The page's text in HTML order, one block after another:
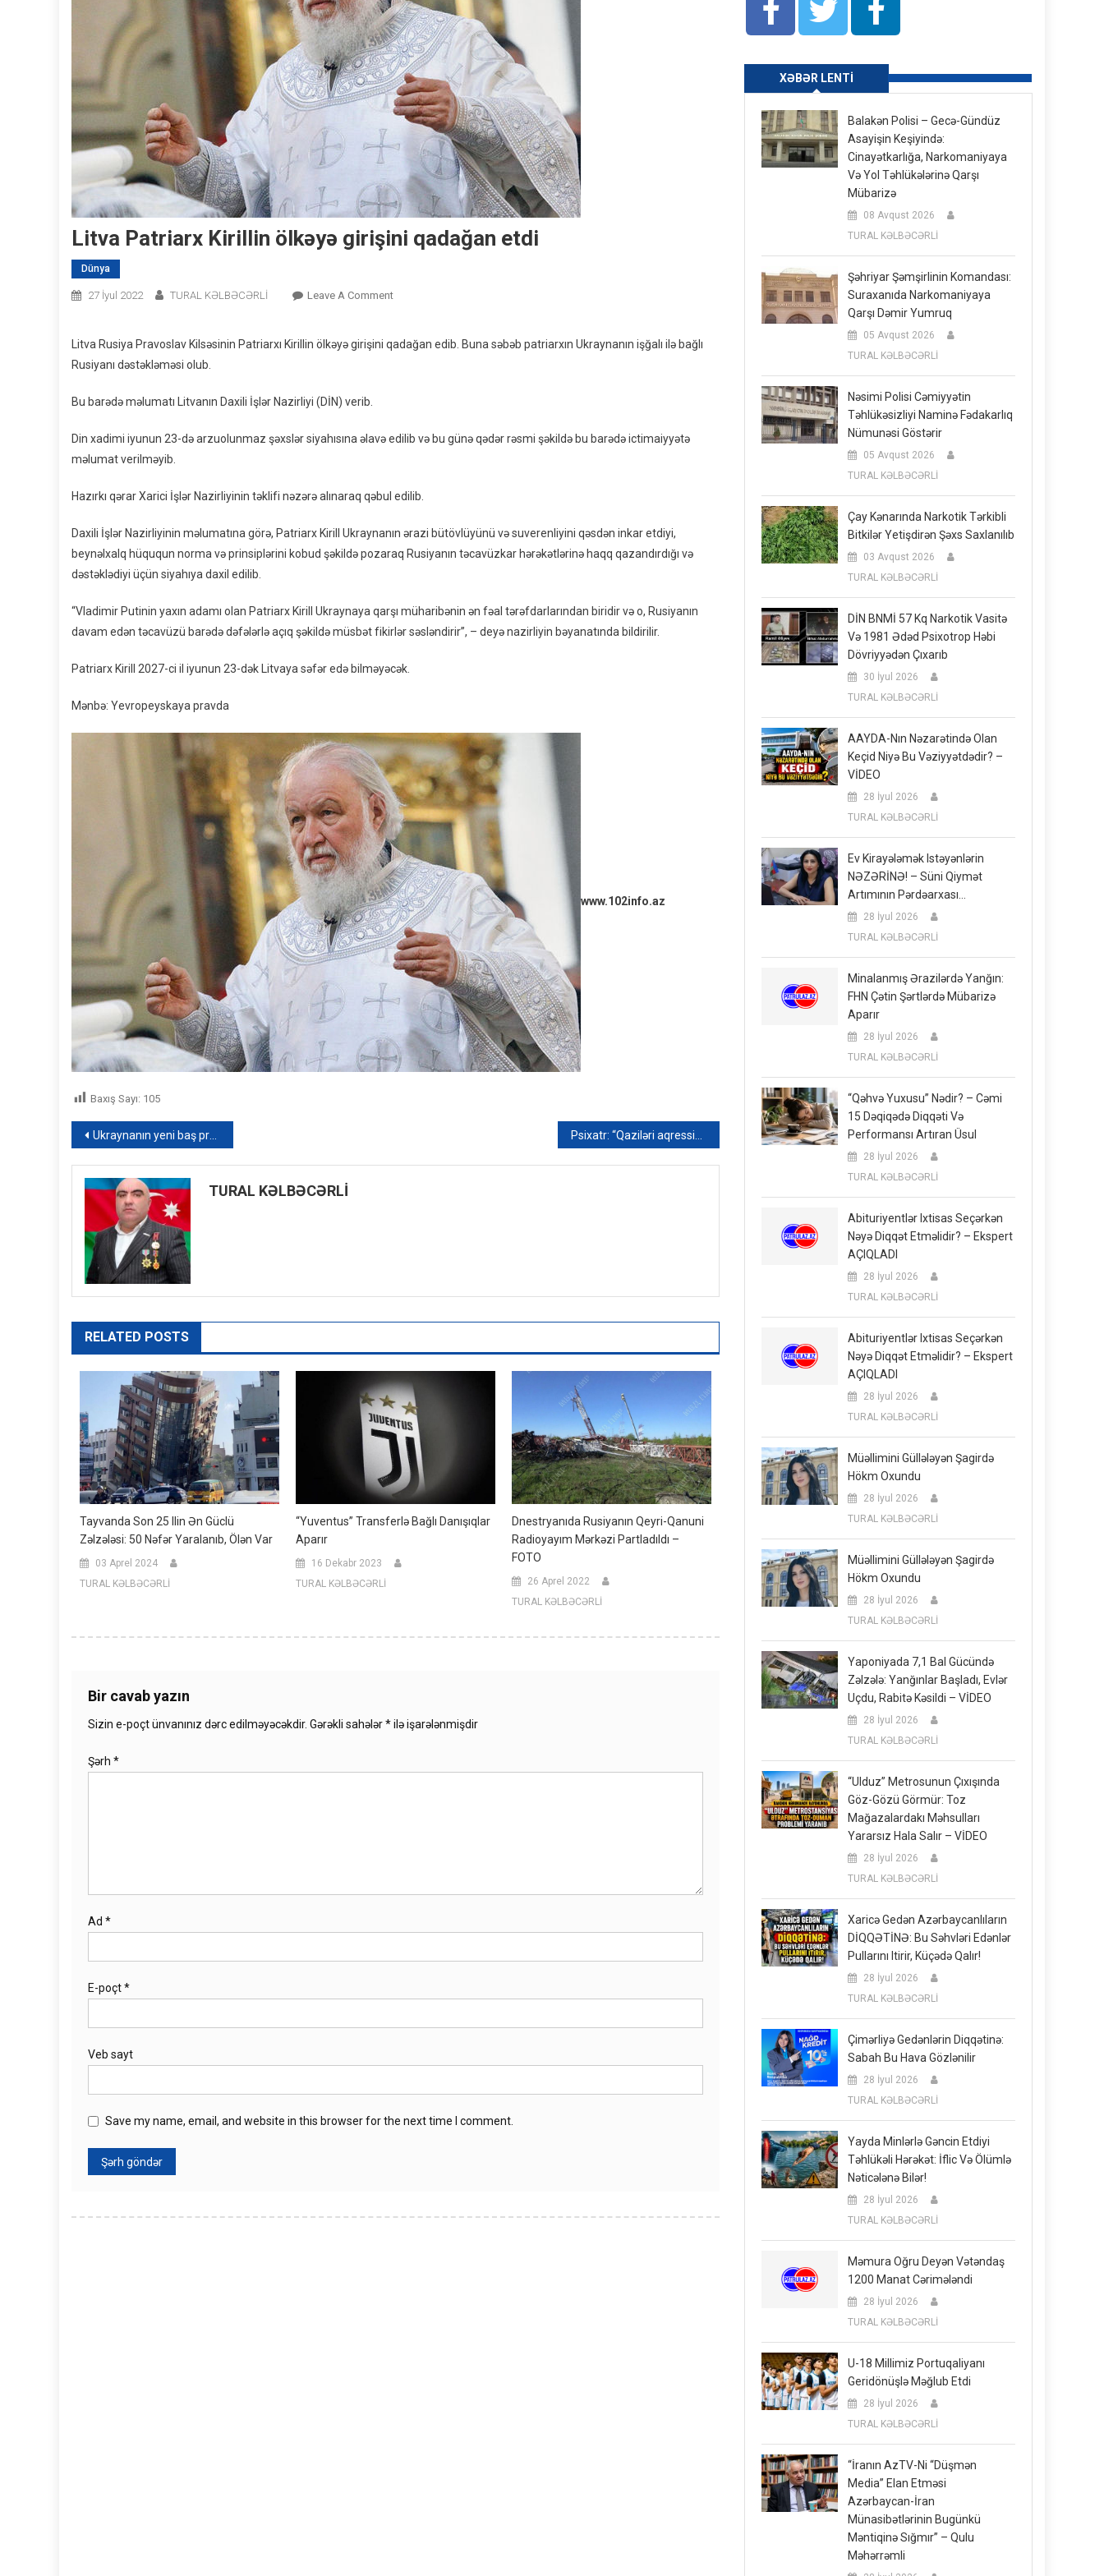
Litva Patriarx Kirillin ölkəyə girişini qadağan etdi
Dünya
27 İyul 2022 TURAL KƏLBƏCƏRLİ Leave A CommentOn
Kirillin
Litva Rusiya Pravoslav Kilsəsinin Patriarxı Kirillin ölkəyə girişini qadağan edib. Buna səbəb patriarxın Ukraynanın işğalı ilə bağlı
Rusiyanı dəstəkləməsi olub.
Bu barədə məlumatı Litvanın Daxili İşlər Nazirliyi (DİN) verib.
Din xadimi iyunun 23-də arzuolunmaz şəxslər siyahısına əlavə edilib və bu günə qədər rəsmi şəkildə bu barədə ictimaiyyətə
məlumat verilməyib.
Hazırkı qərar Xarici İşlər Nazirliyinin təklifi nəzərə alınaraq qəbul edilib.
Daxili İşlər Nazirliyinin məlumatına görə, Patriarx Kirill Ukraynanın ərazi bütövlüyünü və suverenliyini qəsdən inkar etdiyi,
beynəlxalq hüququn norma və prinsiplərini kobud şəkildə pozaraq Rusiyanın təcavüzkar hərəkətlərinə haqq qazandırdığı və
dəstəklədiyi üçün siyahıya daxil edilib.
“Vladimir Putinin yaxın adamı olan Patriarx Kirill Ukraynaya qarşı müharibənin ən fəal tərəfdarlarından biridir və o, Rusiyanın
davam edən təcavüzü barədə dəfələrlə açıq şəkildə müsbət fikirlər səsləndirir”, – deyə nazirliyin bəyanatında bildirilir.
Patriarx Kirill 2027-ci il iyunun 23-dək Litvaya səfər edə bilməyəcək.
Mənbə: Yevropeyskaya pravda
www.102info.az
Baxış Sayı: 105
Yazı
naviqasiyası
Ukraynanın yeni baş prokuroru seçildi
TURAL KƏLBƏCƏRLİ
RELATED POSTS
Tayvanda Son 25 Ilin Ən Güclü
Zəlzələsi: 50 Nəfər Yaralanıb, Ölən Var
03 Aprel 2024
TURAL KƏLBƏCƏRLİ
“Yuventus” Transferlə Bağlı Danışıqlar
Aparır
16 Dekabr 2023
TURAL KƏLBƏCƏRLİ
Dnestryanıda Rusiyanın Qeyri-Qanuni
Radioyayım Mərkəzi Partladıldı –
FOTO
26 Aprel 2022
TURAL KƏLBƏCƏRLİ
Bir cavab yazın
Sizin e-poçt ünvanınız dərc edilməyəcəkdir. Gərəkli sahələr*ilə işarələnmişdir
Şərh *
Ad *
E-poçt*
Veb sayt
Save my name, email, and website in this browser for the next time I comment.
XƏBƏR LENTI
Balakən Polisi – Gecə-Gündüz
Asayişin Keşiyində:
Cinayətkarlığa, Narkomaniyaya
Və Yol Təhlükələrinə Qarşı
Mübarizə
08 Avqust 2026
TURAL KƏLBƏCƏRLİ
Şəhriyar Şəmşirlinin Komandası:
Suraxanıda Narkomaniyaya
Qarşı Dəmir Yumruq
05 Avqust 2026
TURAL KƏLBƏCƏRLİ
Nəsimi Polisi Cəmiyyətin
Təhlükəsizliyi Naminə Fədakarlıq
Nümunəsi Göstərir
05 Avqust 2026
TURAL KƏLBƏCƏRLİ
Çay Kənarında Narkotik Tərkibli
Bitkilər Yetişdirən Şəxs Saxlanılıb
03 Avqust 2026
TURAL KƏLBƏCƏRLİ
DİN BNMİ 57 Kq Narkotik Vasitə
Və 1981 Ədəd Psixotrop Həbi
Dövriyyədən Çıxarıb
30 İyul 2026
TURAL KƏLBƏCƏRLİ
AAYDA-Nın Nəzarətində Olan
Keçid Niyə Bu Vəziyyətdədir? –
VİDEO
28 İyul 2026
TURAL KƏLBƏCƏRLİ
Ev Kirayələmək Istəyənlərin
NƏZƏRİNƏ! – Süni Qiymət
Artımının Pərdəarxası…
28 İyul 2026
TURAL KƏLBƏCƏRLİ
Minalanmış Ərazilərdə Yanğın:
FHN Çətin Şərtlərdə Mübarizə
Aparır
28 İyul 2026
TURAL KƏLBƏCƏRLİ
“Qəhvə Yuxusu” Nədir? – Cəmi
15 Dəqiqədə Diqqəti Və
Performansı Artıran Üsul
28 İyul 2026
TURAL KƏLBƏCƏRLİ
Abituriyentlər Ixtisas Seçərkən
Nəyə Diqqət Etməlidir? – Ekspert
AÇIQLADI
28 İyul 2026
TURAL KƏLBƏCƏRLİ
Abituriyentlər Ixtisas Seçərkən
Nəyə Diqqət Etməlidir? – Ekspert
AÇIQLADI
28 İyul 2026
TURAL KƏLBƏCƏRLİ
Müəllimini Güllələyən Şagirdə
Hökm Oxundu
28 İyul 2026
TURAL KƏLBƏCƏRLİ
Müəllimini Güllələyən Şagirdə
Hökm Oxundu
28 İyul 2026
TURAL KƏLBƏCƏRLİ
Yaponiyada 7,1 Bal Gücündə
Zəlzələ: Yanğınlar Başladı, Evlər
Uçdu, Rabitə Kəsildi – VİDEO
28 İyul 2026
TURAL KƏLBƏCƏRLİ
“Ulduz” Metrosunun Çıxışında
Göz-Gözü Görmür: Toz
Mağazalardakı Məhsulları
Yararsız Hala Salır – VİDEO
28 İyul 2026
TURAL KƏLBƏCƏRLİ
Xaricə Gedən Azərbaycanlıların
DİQQƏTİNƏ: Bu Səhvləri Edənlər
Pullarını Itirir, Küçədə Qalır!
28 İyul 2026
TURAL KƏLBƏCƏRLİ
Çimərliyə Gedənlərin Diqqətinə:
Sabah Bu Hava Gözlənilir
28 İyul 2026
TURAL KƏLBƏCƏRLİ
Yayda Minlərlə Gəncin Etdiyi
Təhlükəli Hərəkət: İflic Və Ölümlə
Nəticələnə Bilər!
28 İyul 2026
TURAL KƏLBƏCƏRLİ
Məmura Oğru Deyən Vətəndaş
1200 Manat Cərimələndi
28 İyul 2026
TURAL KƏLBƏCƏRLİ
U-18 Millimiz Portuqaliyanı
Geridönüşlə Məğlub Etdi
28 İyul 2026
TURAL KƏLBƏCƏRLİ
“İranın AzTV-Ni “düşmən
Media” Elan Etməsi
Azərbaycan-İran
Münasibətlərinin Bugünkü
Məntiqinə Sığmır” – Qulu
Məhərrəmli